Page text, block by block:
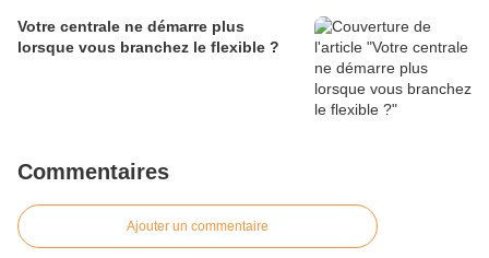
Votre centrale ne démarre plus
lorsque vous branchez le flexible ?
Commentaires
Ajouter un commentaire